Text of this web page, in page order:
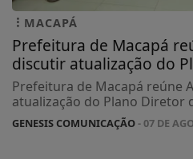
MACAPÁ
Prefeitura de Macapá
discutir atualização do
Prefeitura de Macapá reúne
atualização do Plano Diretor
GENESIS COMUNICAÇÃO- 07 DE AGO